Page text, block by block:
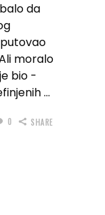
da
moralo
bio -
0 SHARE